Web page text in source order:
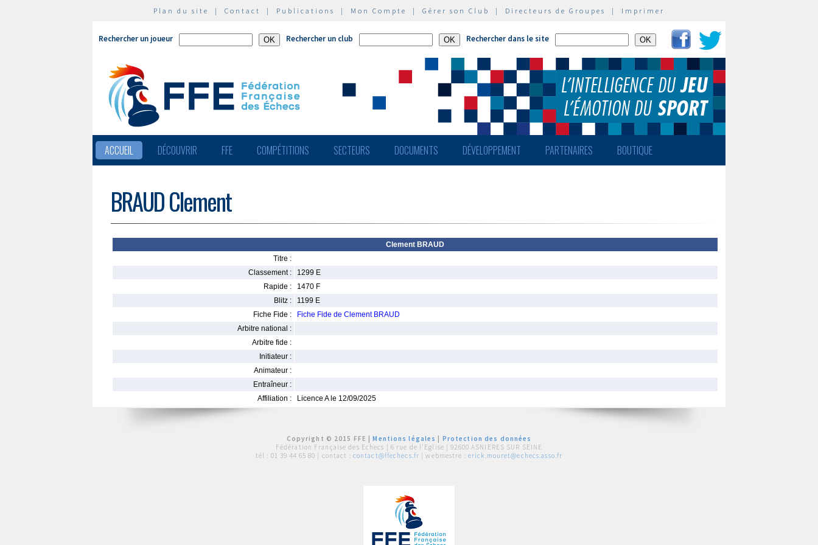
Plan du site | Contact | Publications | Mon Compte | Gérer son Club | Directeurs de Groupes | Imprimer
Rechercher un joueur Rechercher un club Rechercher dans le site
ACCUEIL DÉCOUVRIR FFE COMPÉTITIONS SECTEURS DOCUMENTS DÉVELOPPEMENT PARTENAIRES BOUTIQUE
BRAUD Clement
Clement BRAUD
Titre :
Classement :
1299 E
Rapide :
1470 F
Blitz :
1199 E
Fiche Fide :
Fiche Fide de Clement BRAUD
Arbitre national :
Arbitre fide :
Initiateur :
Animateur :
Entraîneur :
Affiliation :
Licence A le 12/09/2025
Copyright © 2015 FFE |Mentions légales
Protection des données
Fédération Française des Echecs | 6 rue de l'Eglise | 92600 ASNIERES SUR SEINE
tél : 01 39 44 65 80 | contact : contact@ffechecs.fr | webmestre : erick.mouret@echecs.asso.fr